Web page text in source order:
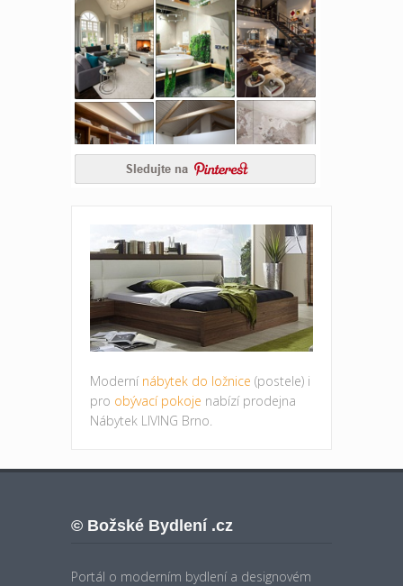
Moderní nábytek do ložnice (postele) i
pro obývací pokoje nabízí prodejna
Nábytek LIVING Brno.
© Božské Bydlení .cz
Portál o moderním bydlení a designovém